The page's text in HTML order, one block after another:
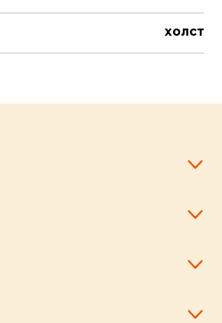
холст